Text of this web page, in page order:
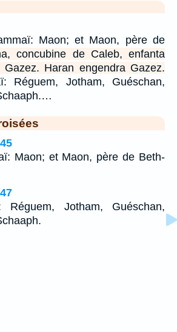
Maon; et Maon, père de
concubine de Caleb, enfanta
Haran engendra Gazez.
Réguem, Jotham, Guéschan,
Maon; et Maon, père de Beth-
Jotham, Guéschan,